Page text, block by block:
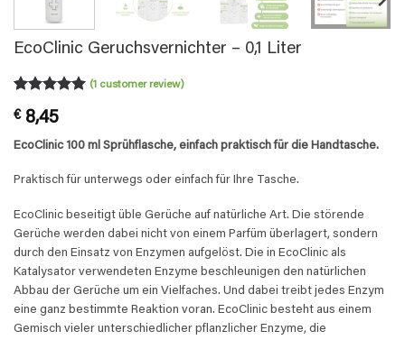
EcoClinic Geruchsvernichter – 0,1 Liter
Rated
out of 5
1
customer
(1 customer review)
€8,45
EcoClinic 100 ml Sprühflasche, einfach praktisch für die Handtasche.
Praktisch für unterwegs oder einfach für Ihre Tasche.
EcoClinic beseitigt üble Gerüche auf natürliche Art. Die störende
Gerüche werden dabei nicht von einem Parfüm überlagert, sondern
durch den Einsatz von Enzymen aufgelöst. Die in EcoClinic als
Katalysator verwendeten Enzyme beschleunigen den natürlichen
Abbau der Gerüche um ein Vielfaches. Und dabei treibt jedes Enzym
eine ganz bestimmte Reaktion voran. EcoClinic besteht aus einem
Gemisch vieler unterschiedlicher pflanzlicher Enzyme, die